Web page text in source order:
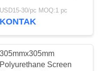
305x305mm untuk
Dewatering Pasir
USD15-30/pc MOQ:1 pc
KONTAK
305mmx305mm
Polyurethane Screen